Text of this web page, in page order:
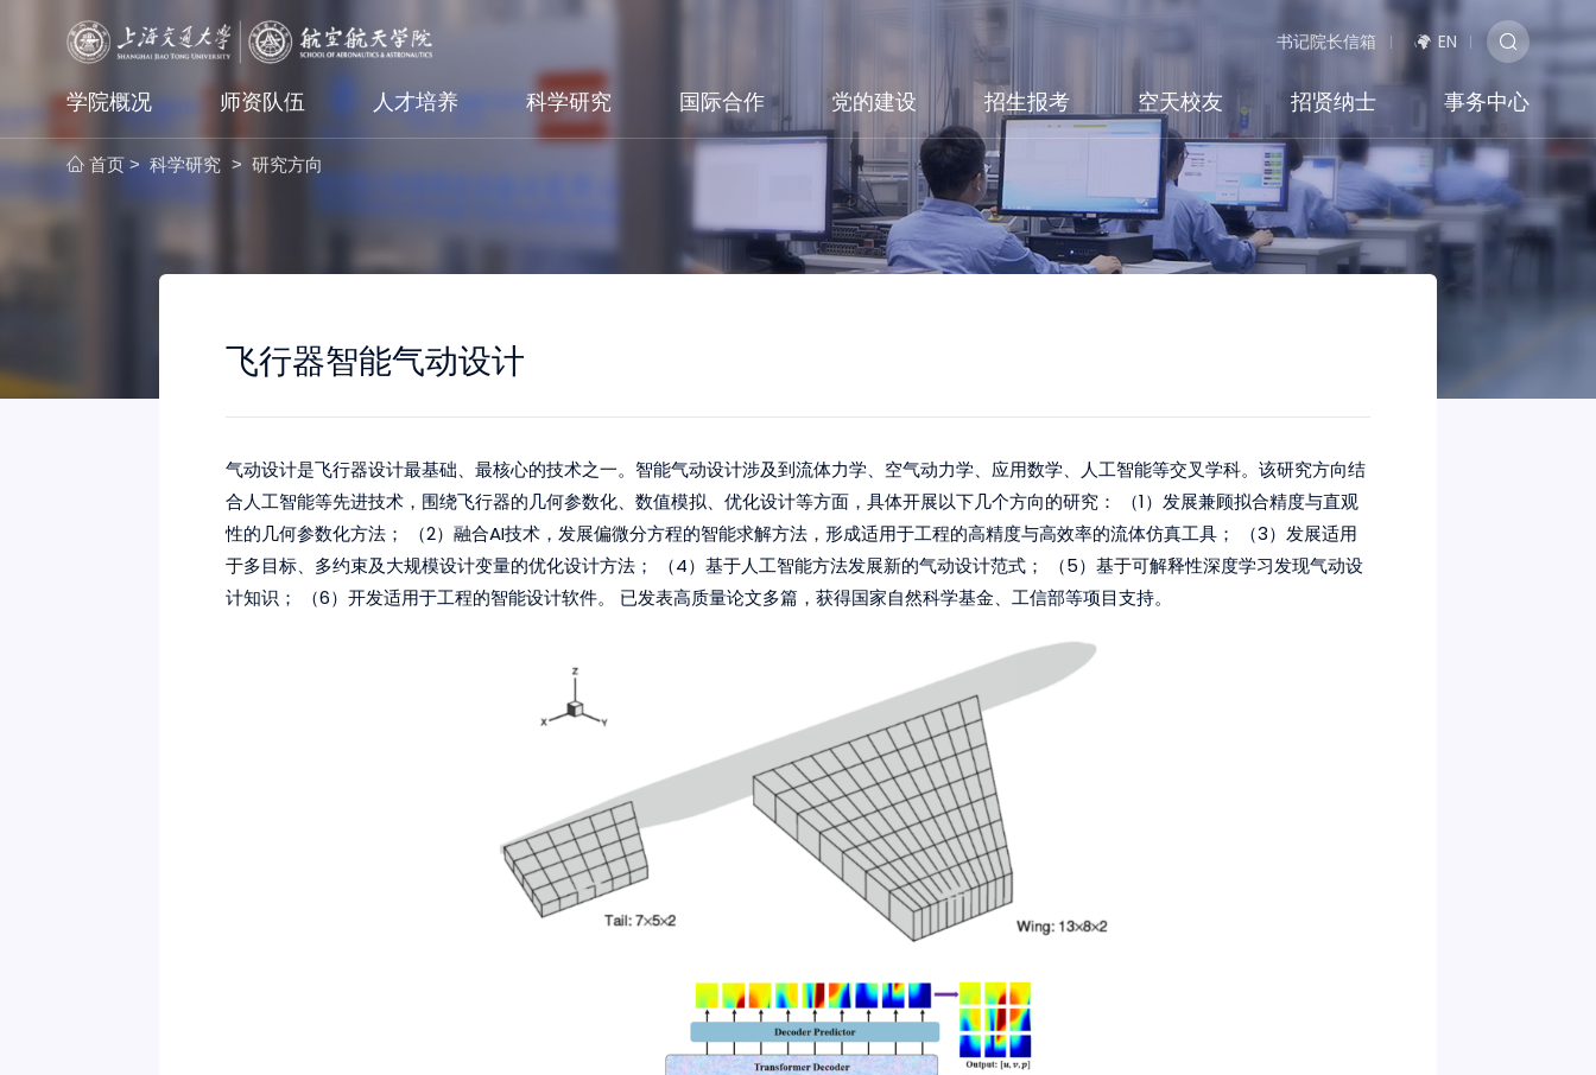
书记院长信箱 EN
学院概况 师资队伍 人才培养 科学研究 国际合作 党的建设 招生报考 空天校友 招贤纳士 事务中心
首页 > 科学研究 > 研究方向
飞行器智能气动设计
气动设计是飞行器设计最基础、最核心的技术之一。智能气动设计涉及到流体力学、空气动力学、应用数学、人工智能等交叉学科。该研究方向结
合人工智能等先进技术，围绕飞行器的几何参数化、数值模拟、优化设计等方面，具体开展以下几个方向的研究： （1）发展兼顾拟合精度与直观
性的几何参数化方法； （2）融合AI技术，发展偏微分方程的智能求解方法，形成适用于工程的高精度与高效率的流体仿真工具； （3）发展适用
于多目标、多约束及大规模设计变量的优化设计方法； （4）基于人工智能方法发展新的气动设计范式； （5）基于可解释性深度学习发现气动设
计知识； （6）开发适用于工程的智能设计软件。 已发表高质量论文多篇，获得国家自然科学基金、工信部等项目支持。